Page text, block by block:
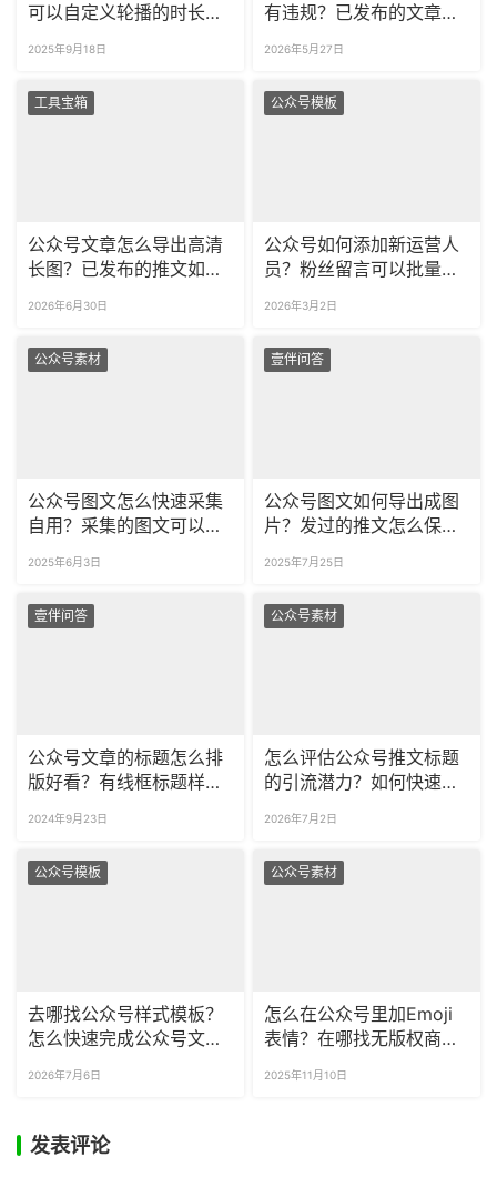
可以自定义轮播的时长
2025年9月18日
有违规？已发布的文章如
2026年5月27日
工具宝箱
公众号文章怎么导出高清
长图？已发布的推文如何
2026年6月30日
公众号模板
公众号如何添加新运营人
员？粉丝留言可以批量导
2026年3月2日
公众号素材
公众号图文怎么快速采集
自用？采集的图文可以自
2025年6月3日
壹伴问答
公众号图文如何导出成图
片？发过的推文怎么保存
2025年7月25日
壹伴问答
公众号文章的标题怎么排
版好看？有线框标题样式
2024年9月23日
公众号素材
怎么评估公众号推文标题
的引流潜力？如何快速写
2026年7月2日
公众号模板
去哪找公众号样式模板？
怎么快速完成公众号文章
2026年7月6日
公众号素材
怎么在公众号里加Emoji
表情？在哪找无版权商用
2025年11月10日
发表评论